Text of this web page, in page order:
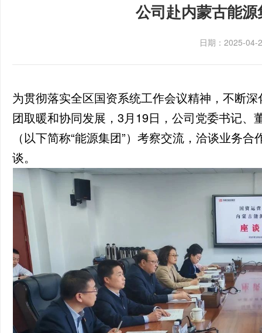
公司赴内蒙古能
日期：2025-
为贯彻落实全区国资系统工作会议精神，不断
团取暖和协同发展，3月19日，公司党委书记
（以下简称“能源集团”）考察交流，洽谈业务
谈。